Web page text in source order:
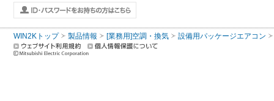
WIN2Kトップ 製品情報 [業務用]空調・換気 設備用パッケージエアコン